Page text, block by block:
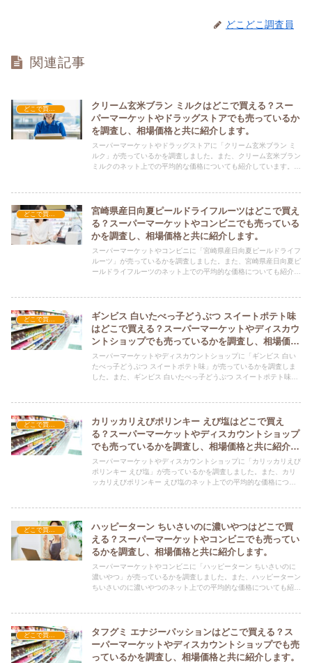
どこどこ調査員
関連記事
どこで買える？-お菓子・スイーツ・アイス
クリーム玄米ブラン ミルクはどこで買える？スー
パーマーケットやドラッグストアでも売っているか
を調査し、相場価格と共に紹介します。
スーパーマーケットやドラッグストアに「クリーム玄米ブラン ミ
ルク」が売っているかを調査しました。また、クリーム玄米ブラン
ミルクのネット上での平均的な価格についても紹介しています。ク
どこで買える？-お菓子・スイーツ・アイス
宮崎県産日向夏ピールドライフルーツはどこで買え
る？スーパーマーケットやコンビニでも売っている
かを調査し、相場価格と共に紹介します。
スーパーマーケットやコンビニに「宮崎県産日向夏ピールドライフ
ルーツ」が売っているかを調査しました。また、宮崎県産日向夏ピ
ールドライフルーツのネット上での平均的な価格についても紹介し
どこで買える？-お菓子・スイーツ・アイス
ギンビス 白いたべっ子どうぶつ スイートポテト味
はどこで買える？スーパーマーケットやディスカウ
ントショップでも売っているかを調査し、相場価格
と共に紹介します。
スーパーマーケットやディスカウントショップに「ギンビス 白い
たべっ子どうぶつ スイートポテト味」が売っているかを調査しま
した。また、ギンビス 白いたべっ子どうぶつ スイートポテト味の
どこで買える？-お菓子・スイーツ・アイス
カリッカリえびポリンキー えび塩はどこで買え
る？スーパーマーケットやディスカウントショップ
でも売っているかを調査し、相場価格と共に紹介し
ます。
スーパーマーケットやディスカウントショップに「カリッカリえび
ポリンキー えび塩」が売っているかを調査しました。また、カリ
ッカリえびポリンキー えび塩のネット上での平均的な価格につい
どこで買える？-お菓子・スイーツ・アイス
ハッピーターン ちいさいのに濃いやつはどこで買
える？スーパーマーケットやコンビニでも売ってい
るかを調査し、相場価格と共に紹介します。
スーパーマーケットやコンビニに「ハッピーターン ちいさいのに
濃いやつ」が売っているかを調査しました。また、ハッピーターン
ちいさいのに濃いやつのネット上での平均的な価格についても紹介
どこで買える？-お菓子・スイーツ・アイス
タフグミ エナジーパッションはどこで買える？ス
ーパーマーケットやディスカウントショップでも売
っているかを調査し、相場価格と共に紹介します。